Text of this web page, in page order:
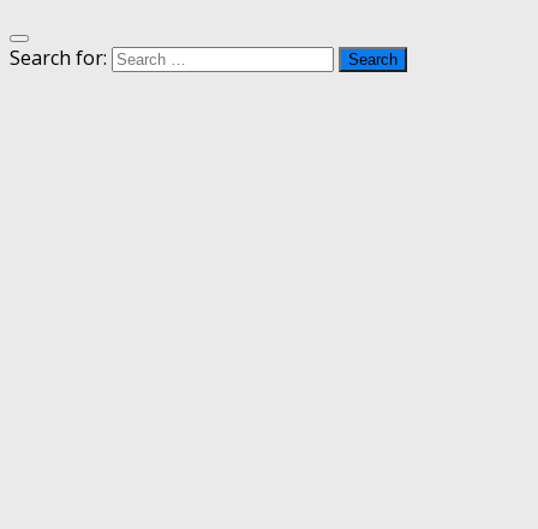
Search for: